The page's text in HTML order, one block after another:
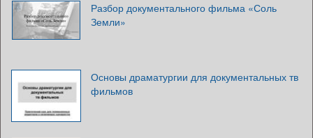
Разбор документального фильма «Соль
Земли»
Основы драматургии для документальных тв
фильмов